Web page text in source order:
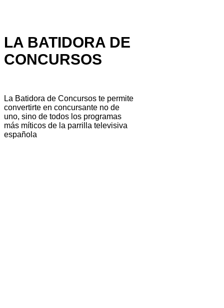
LA BATIDORA DE
CONCURSOS
La Batidora de Concursos te permite
convertirte en concursante no de
uno, sino de todos los programas
más míticos de la parrilla televisiva
española